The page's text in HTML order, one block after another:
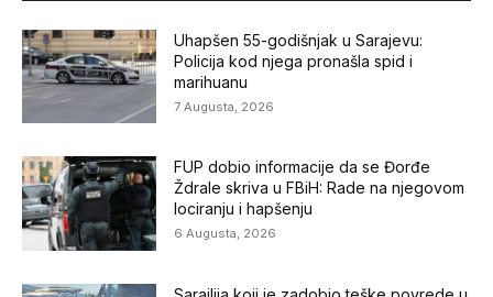
Uhapšen 55-godišnjak u Sarajevu:
Policija kod njega pronašla spid i
marihuanu
7 Augusta, 2026
FUP dobio informacije da se Đorđe
Ždrale skriva u FBiH: Rade na njegovom
lociranju i hapšenju
6 Augusta, 2026